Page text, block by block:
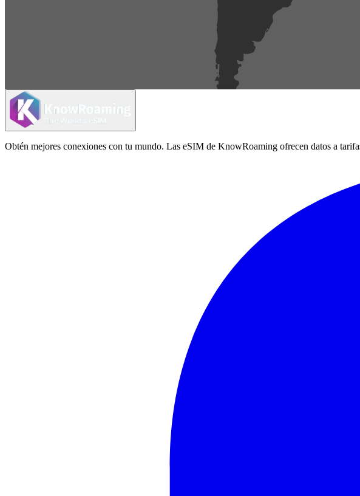
Obtén mejores conexiones con tu mundo. Las eSIM de KnowRoaming ofrecen datos a